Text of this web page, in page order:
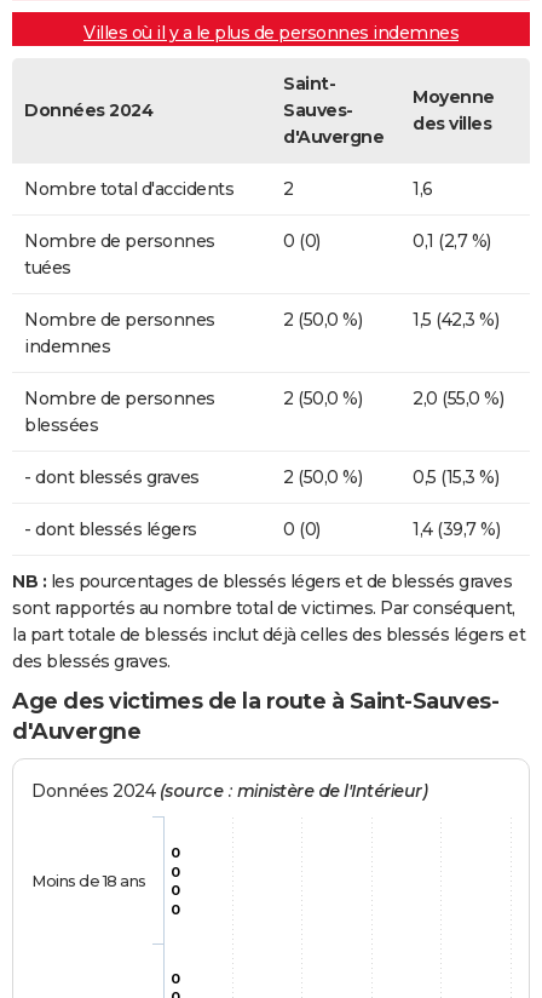
Villes où il y a le plus de personnes indemnes
Données 2024
Saint-
Sauves-
d'Auvergne
Moyenne
des villes
Nombre total d'accidents 2 1,6
Nombre de personnes
tuées
0 (0) 0,1 (2,7 %)
Nombre de personnes
indemnes
2 (50,0 %) 1,5 (42,3 %)
Nombre de personnes
blessées
2 (50,0 %) 2,0 (55,0 %)
- dont blessés graves 2 (50,0 %) 0,5 (15,3 %)
- dont blessés légers 0 (0) 1,4 (39,7 %)
NB : les pourcentages de blessés légers et de blessés graves
sont rapportés au nombre total de victimes. Par conséquent,
la part totale de blessés inclut déjà celles des blessés légers et
des blessés graves.
Age des victimes de la route à Saint-Sauves-
d'Auvergne
Données 2024 (source : ministère de l'Intérieur)
0
0
0
0
0
Moins de 18 ans